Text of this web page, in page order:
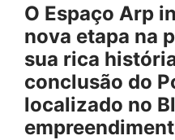
O Espaço Arp
nova etapa na
sua rica
conclusão do
localizado no